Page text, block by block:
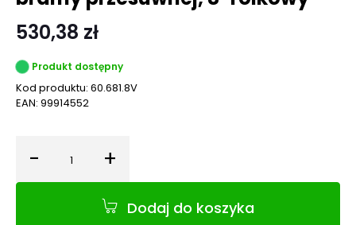
530,38 zł
Produkt dostępny
Kod produktu: 60.681.8V
EAN: 99914552
- Ilość +
Dodaj do koszyka